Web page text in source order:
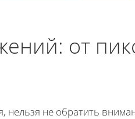
от
нельзя не обратить